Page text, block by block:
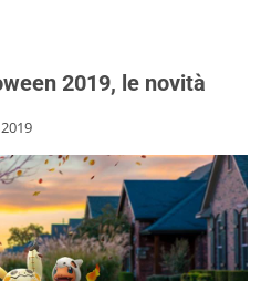
2019, le novità